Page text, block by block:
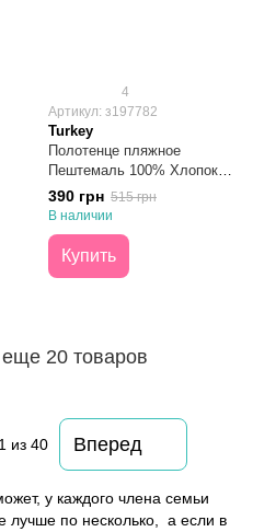
4
Артикул: з197782
Turkey
Полотенце пляжное
Пештемаль 100% Хлопок
Nomad Red Turkey 100х180
390 грн 515 грн
В наличии
Купить
еще 20 товаров
1 из 40 Вперед
у каждого члена семьи
по несколько, а если в